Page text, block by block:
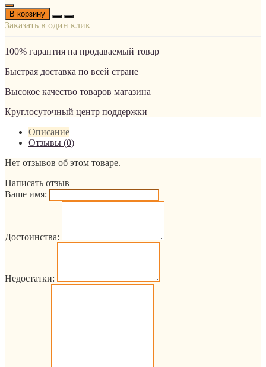
В корзину
Заказать в один клик
100% гарантия на продаваемый товар
Быстрая доставка по всей стране
Высокое качество товаров магазина
Круглосуточный центр поддержки
Описание
Отзывы (0)
Нет отзывов об этом товаре.
Написать отзыв
Ваше имя:
Достоинства:
Недостатки: